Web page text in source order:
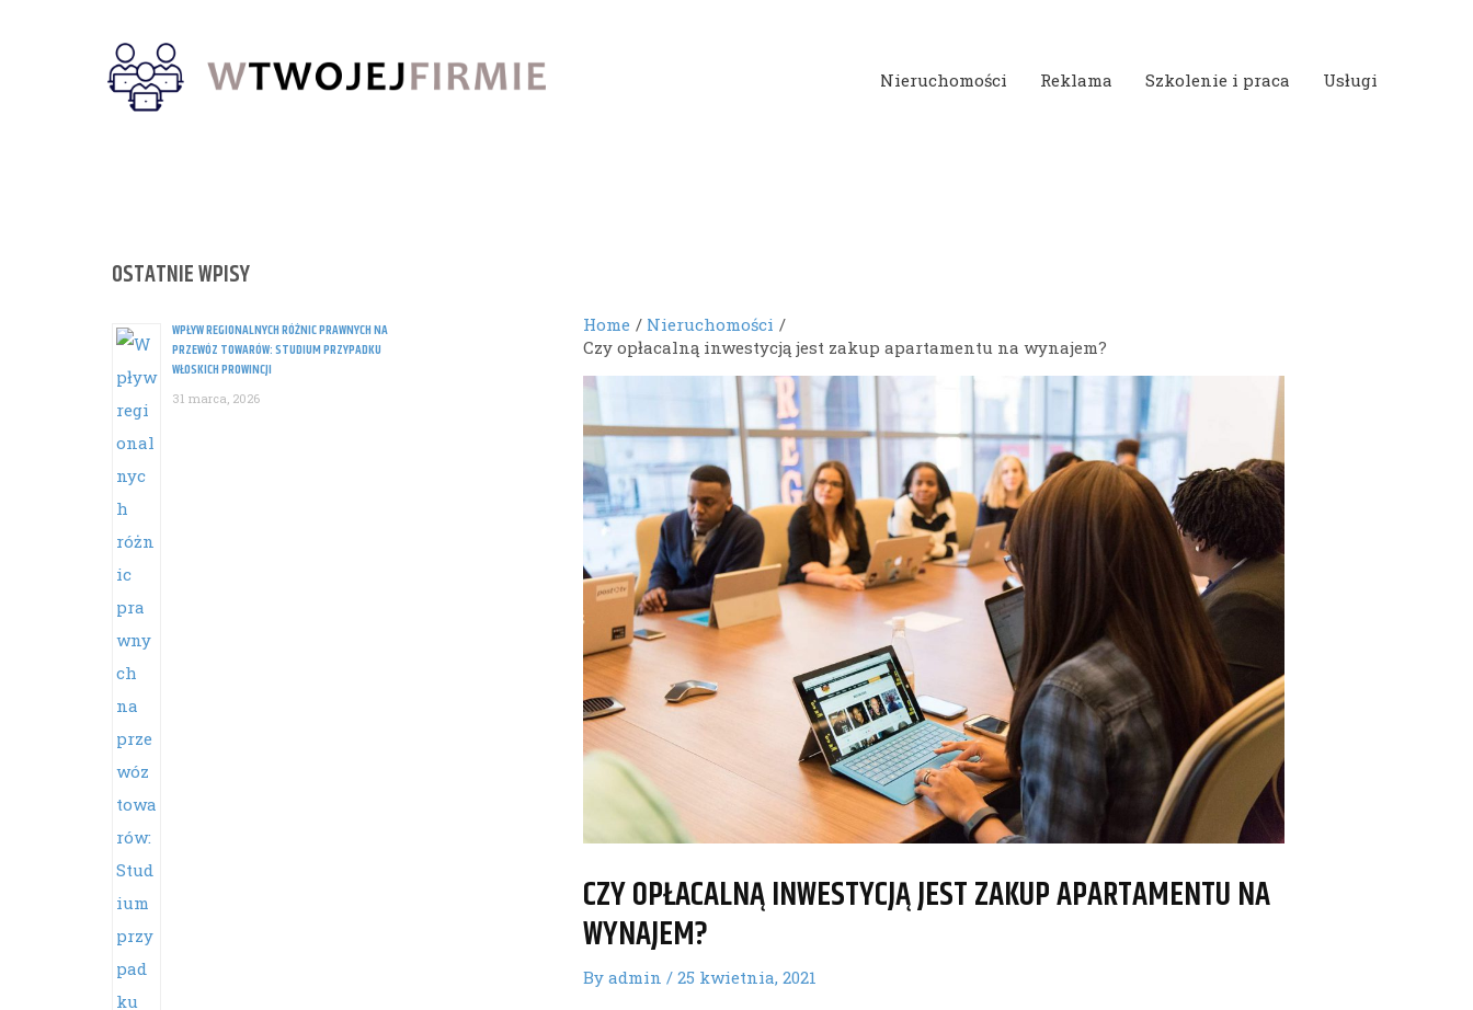
Nieruchomości Reklama Szkolenie i praca Usługi
OSTATNIE WPISY
WPŁYW REGIONALNYCH RÓŻNIC PRAWNYCH NA
PRZEWÓZ TOWARÓW: STUDIUM PRZYPADKU
WŁOSKICH PROWINCJI
31 marca, 2026
Home
Nieruchomości
Czy opłacalną inwestycją jest zakup apartamentu na wynajem?
CZY OPŁACALNĄ INWESTYCJĄ JEST ZAKUP APARTAMENTU NA
WYNAJEM?
Byadmin/25 kwietnia, 2021